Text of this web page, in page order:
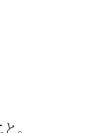
。